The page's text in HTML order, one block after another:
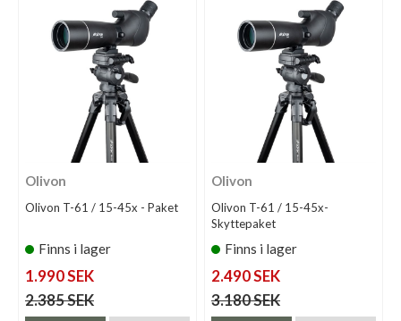
Olivon
Olivon T-61 / 15-45x - Paket
Finns i lager
1.990 SEK
2.385 SEK
Olivon
Olivon T-61 / 15-45x-
Skyttepaket
Finns i lager
2.490 SEK
3.180 SEK